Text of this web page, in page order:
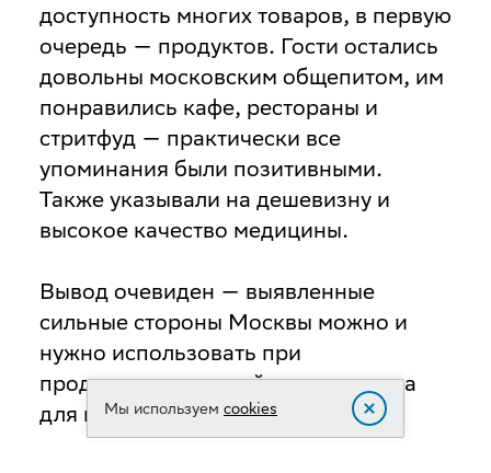
доступность многих товаров, в первую
очередь — продуктов. Гости остались
довольны московским общепитом, им
понравились кафе, рестораны и
стритфуд — практически все
упоминания были позитивными.
Также указывали на дешевизну и
высокое качество медицины.
Вывод очевиден — выявленные
сильные стороны Москвы можно и
нужно использовать при
продвижении российского туризма
для иностранцев.
Мы используем cookies